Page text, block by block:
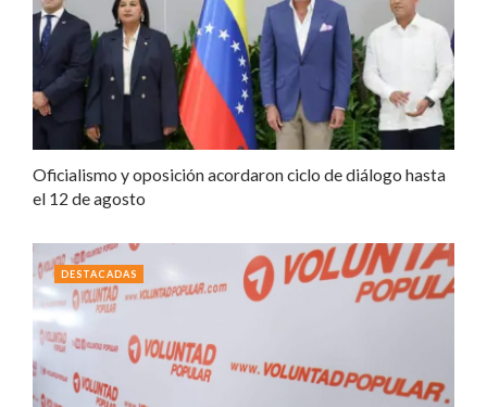
Oficialismo y oposición acordaron ciclo de diálogo hasta
el 12 de agosto
DESTACADAS